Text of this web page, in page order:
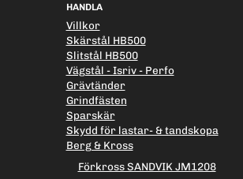
HANDLA
Villkor
Skärstål HB500
Slitstål HB500
Vägstål - Isriv - Perfo
Grävtänder
Grindfästen
Sparskär
Skydd för lastar- & tandskopa
Berg & Kross
Förkross SANDVIK JM1208